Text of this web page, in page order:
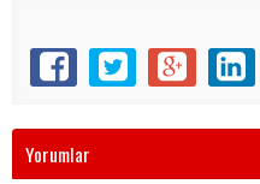
Yorumlar